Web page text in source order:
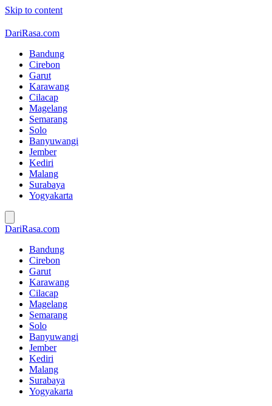
Skip to content
DariRasa.com
Bandung
Cirebon
Garut
Karawang
Cilacap
Magelang
Semarang
Solo
Banyuwangi
Jember
Kediri
Malang
Surabaya
Yogyakarta
DariRasa.com
Bandung
Cirebon
Garut
Karawang
Cilacap
Magelang
Semarang
Solo
Banyuwangi
Jember
Kediri
Malang
Surabaya
Yogyakarta